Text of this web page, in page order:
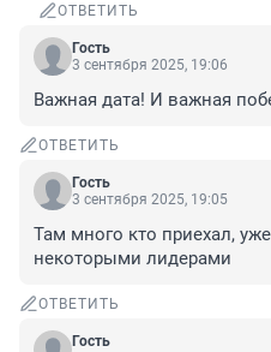
ОТВЕТИТЬ
Гость
3 сентября 2025, 19:06
Важная дата! И важная
ОТВЕТИТЬ
Гость
3 сентября 2025, 19:05
Там много кто приехал,
некоторыми лидерами
ОТВЕТИТЬ
Гость